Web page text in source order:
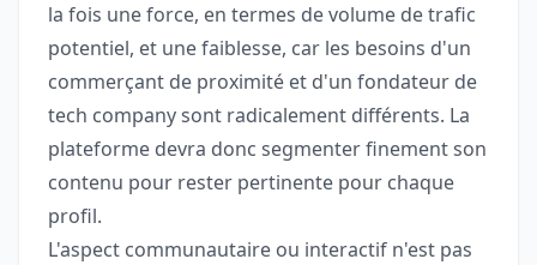
la fois une force, en termes de volume de trafic
potentiel, et une faiblesse, car les besoins d'un
commerçant de proximité et d'un fondateur de
tech company sont radicalement différents. La
plateforme devra donc segmenter finement son
contenu pour rester pertinente pour chaque
profil.
L'aspect communautaire ou interactif n'est pas